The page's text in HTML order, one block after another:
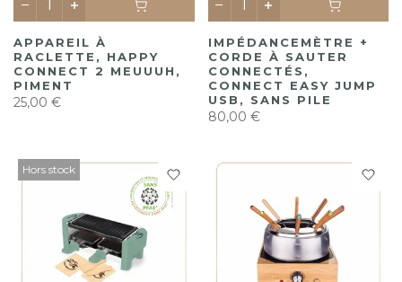
APPAREIL À
RACLETTE, HAPPY
CONNECT 2 MEUUUH,
PIMENT
25,00 €
IMPÉDANCEMÈTRE +
CORDE À SAUTER
CONNECTÉS,
CONNECT EASY JUMP
USB, SANS PILE
80,00 €
Hors stock